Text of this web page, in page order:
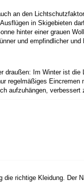
an den
in Skigebieten
hinter einer grauen
und empfindlicher
draußen: Im Winter ist
regelmäßiges
aufzuhängen,
richtige Kleidung. Der